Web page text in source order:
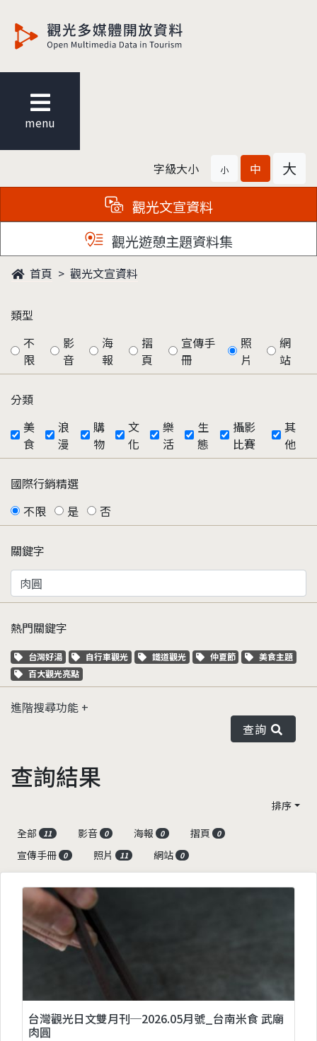
menu
字級大小 小 中 大
觀光文宣資料
觀光遊憩主題資料集
首頁 觀光文宣資料
類型
不
限
影
音
海
報
摺
頁
宣傳手
冊
照
片
網
站
分類
美
食
浪
漫
購
物
文
化
樂
活
生
態
攝影
比賽
其
他
國際行銷精選
不限
是 否
關鍵字
熱門關鍵字
關鍵字標籤
台灣好湯 關鍵字標籤
自行車觀光 關鍵字標籤
鐵道觀光 關鍵字標籤
仲夏節 關鍵字標籤
美食主題
關鍵字標籤
百大觀光亮點
進階搜尋功能
查詢
查詢結果
排序
全部
11 影音 0 海報 0 摺頁 0
宣傳手冊 0 照片 11 網站 0
台灣觀光日文雙月刊─2026.05月號_台南米食 武廟
肉圓